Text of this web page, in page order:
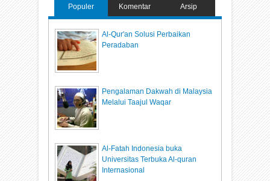
Populer Komentar Arsip
Al-Qur'an Solusi Perbaikan
Peradaban
Pengalaman Dakwah di Malaysia
Melalui Taajul Waqar
Al-Fatah Indonesia buka
Universitas Terbuka Al-quran
Internasional